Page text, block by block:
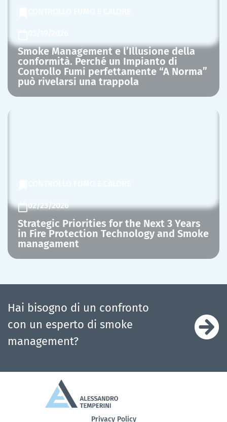
Smoke Management e l’Illusione della
conformità. Perché un Impianto di
Controllo Fumi perfettamente “A Norma”
può rivelarsi una trappola
02/23/2026
Strategic Priorities for the Next 3 Years
in Fire Protection Technology and Smoke
managament
Hai bisogno di un confronto
con un esperto di smoke
management?
Privacy Policy